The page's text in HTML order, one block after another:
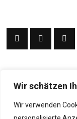
Wir schätzen
Wir verwenden